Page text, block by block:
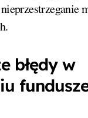
błędy w